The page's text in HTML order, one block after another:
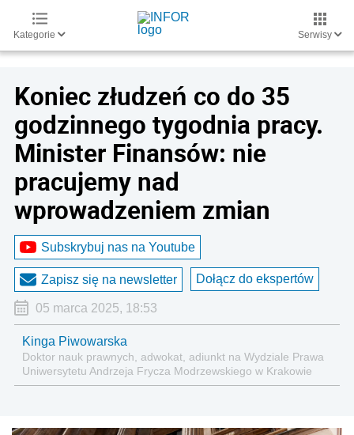
Kategorie Serwisy
Koniec złudzeń co do 35
godzinnego tygodnia pracy.
Minister Finansów: nie
pracujemy nad
wprowadzeniem zmian
Subskrybuj nas na Youtube
Zapisz się na newsletter Dołącz do ekspertów
05 marca 2025, 18:53
Kinga Piwowarska
Doktor nauk prawnych, adwokat, adiunkt na Wydziale Prawa
Uniwersytetu Andrzeja Frycza Modrzewskiego w Krakowie
oraz Rzecznik Akademicki ds. równego traktowania i
administracyjnoprawnych aspektach związanych z pracą i